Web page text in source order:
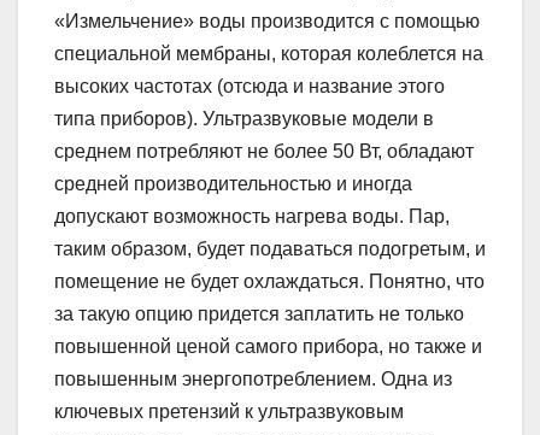
«Измельчение» воды производится с помощью
специальной мембраны, которая колеблется на
высоких частотах (отсюда и название этого
типа приборов). Ультразвуковые модели в
среднем потребляют не более 50 Вт, обладают
средней производительностью и иногда
допускают возможность нагрева воды. Пар,
таким образом, будет подаваться подогретым, и
помещение не будет охлаждаться. Понятно, что
за такую опцию придется заплатить не только
повышенной ценой самого прибора, но также и
повышенным энергопотреблением. Одна из
ключевых претензий к ультразвуковым